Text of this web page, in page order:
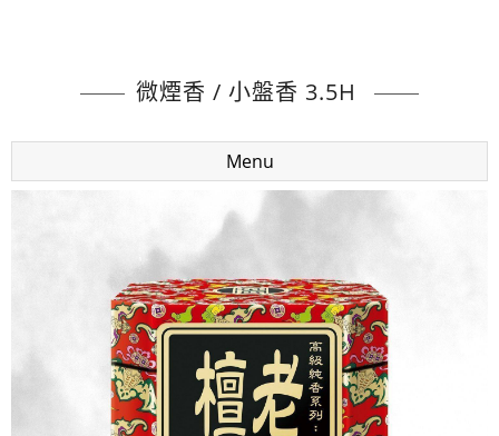
微煙香 / 小盤香 3.5H
Menu